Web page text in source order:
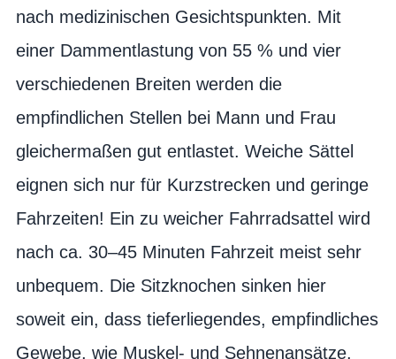
nach medizinischen Gesichtspunkten. Mit
einer Dammentlastung von 55 % und vier
verschiedenen Breiten werden die
empfindlichen Stellen bei Mann und Frau
gleichermaßen gut entlastet. Weiche Sättel
eignen sich nur für Kurzstrecken und geringe
Fahrzeiten! Ein zu weicher Fahrradsattel wird
nach ca. 30–45 Minuten Fahrzeit meist sehr
unbequem. Die Sitzknochen sinken hier
soweit ein, dass tieferliegendes, empfindliches
Gewebe, wie Muskel- und Sehnenansätze,